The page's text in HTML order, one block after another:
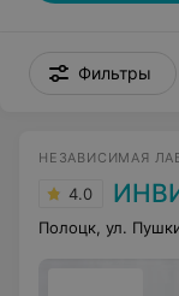
Фильтры
НЕЗАВИСИМАЯ
4.0
Полоцк, ул.